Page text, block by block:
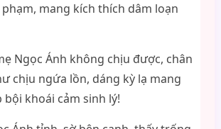
mang kích thích dâm loạn
Ngọc Ánh không chịu được, chân
chịu ngứa lồn, dáng kỳ lạ mang
bội khoái cảm sinh lý!